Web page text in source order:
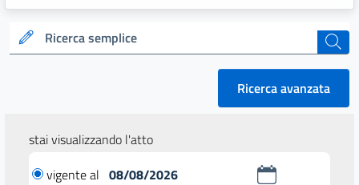
Ricerca semplice cerca
Ricerca avanzata
stai visualizzando l'atto
vigente al